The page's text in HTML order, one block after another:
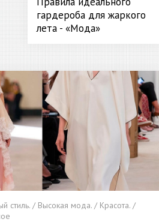
гардероба для жаркого
лета - «Мода»
стиль. / Высокая мода. / Красота. /